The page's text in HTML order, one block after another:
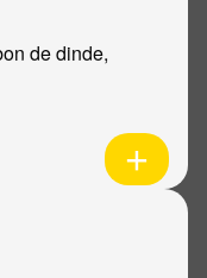
de dinde,